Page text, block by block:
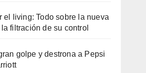
el living: Todo sobre la nueva
filtración de su control
golpe y destrona a Pepsi